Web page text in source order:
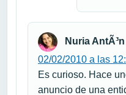
Nuria AntÃ³n
02/02/2010 a las
Es curioso. Hace
anuncio de una